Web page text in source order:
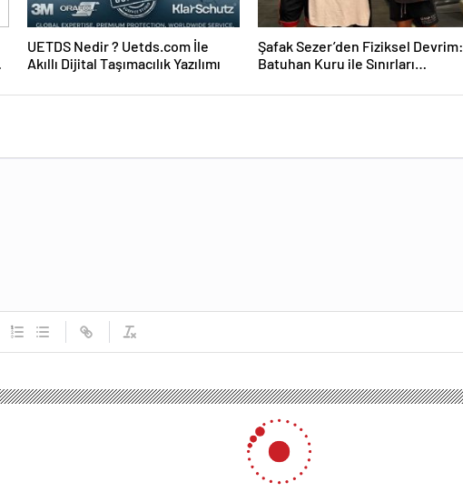
UETDS Nedir ? Uetds.com İle
Akıllı Dijital Taşımacılık Yazılımı
Şafak Sezer’den Fiziksel Devrim:
Batuhan Kuru ile Sınırları